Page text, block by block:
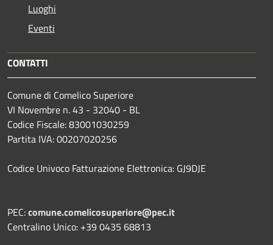
Luoghi
Eventi
CONTATTI
Comune di Comelico Superiore
VI Novembre n. 43 - 32040 - BL
Codice Fiscale: 83001030259
Partita IVA: 00207020256
Codice Univoco Fatturazione Elettronica: GJ9DJE
PEC:comune.comelicosuperiore@pec.it
Centralino Unico: +39 0435 68813